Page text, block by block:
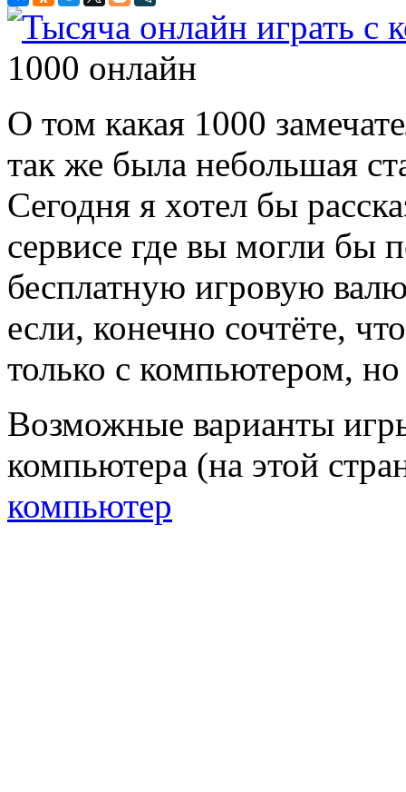
1000 онлайн
О том какая 1000
так же была небольшая
Сегодня я хотел бы
сервисе где вы могли бы
бесплатную игровую
если, конечно сочтёте,
только с компьютером,
Возможные варианты
компьютера (на этой
компьютер